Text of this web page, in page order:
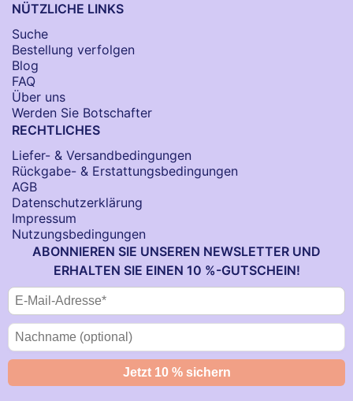
NÜTZLICHE LINKS
Suche
Bestellung verfolgen
Blog
FAQ
Über uns
Werden Sie Botschafter
RECHTLICHES
Liefer- & Versandbedingungen
Rückgabe- & Erstattungsbedingungen
AGB
Datenschutzerklärung
Impressum
Nutzungsbedingungen
ABONNIEREN SIE UNSEREN NEWSLETTER UND
ERHALTEN SIE EINEN 10 %-GUTSCHEIN!